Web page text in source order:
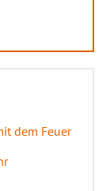
dem Feuer